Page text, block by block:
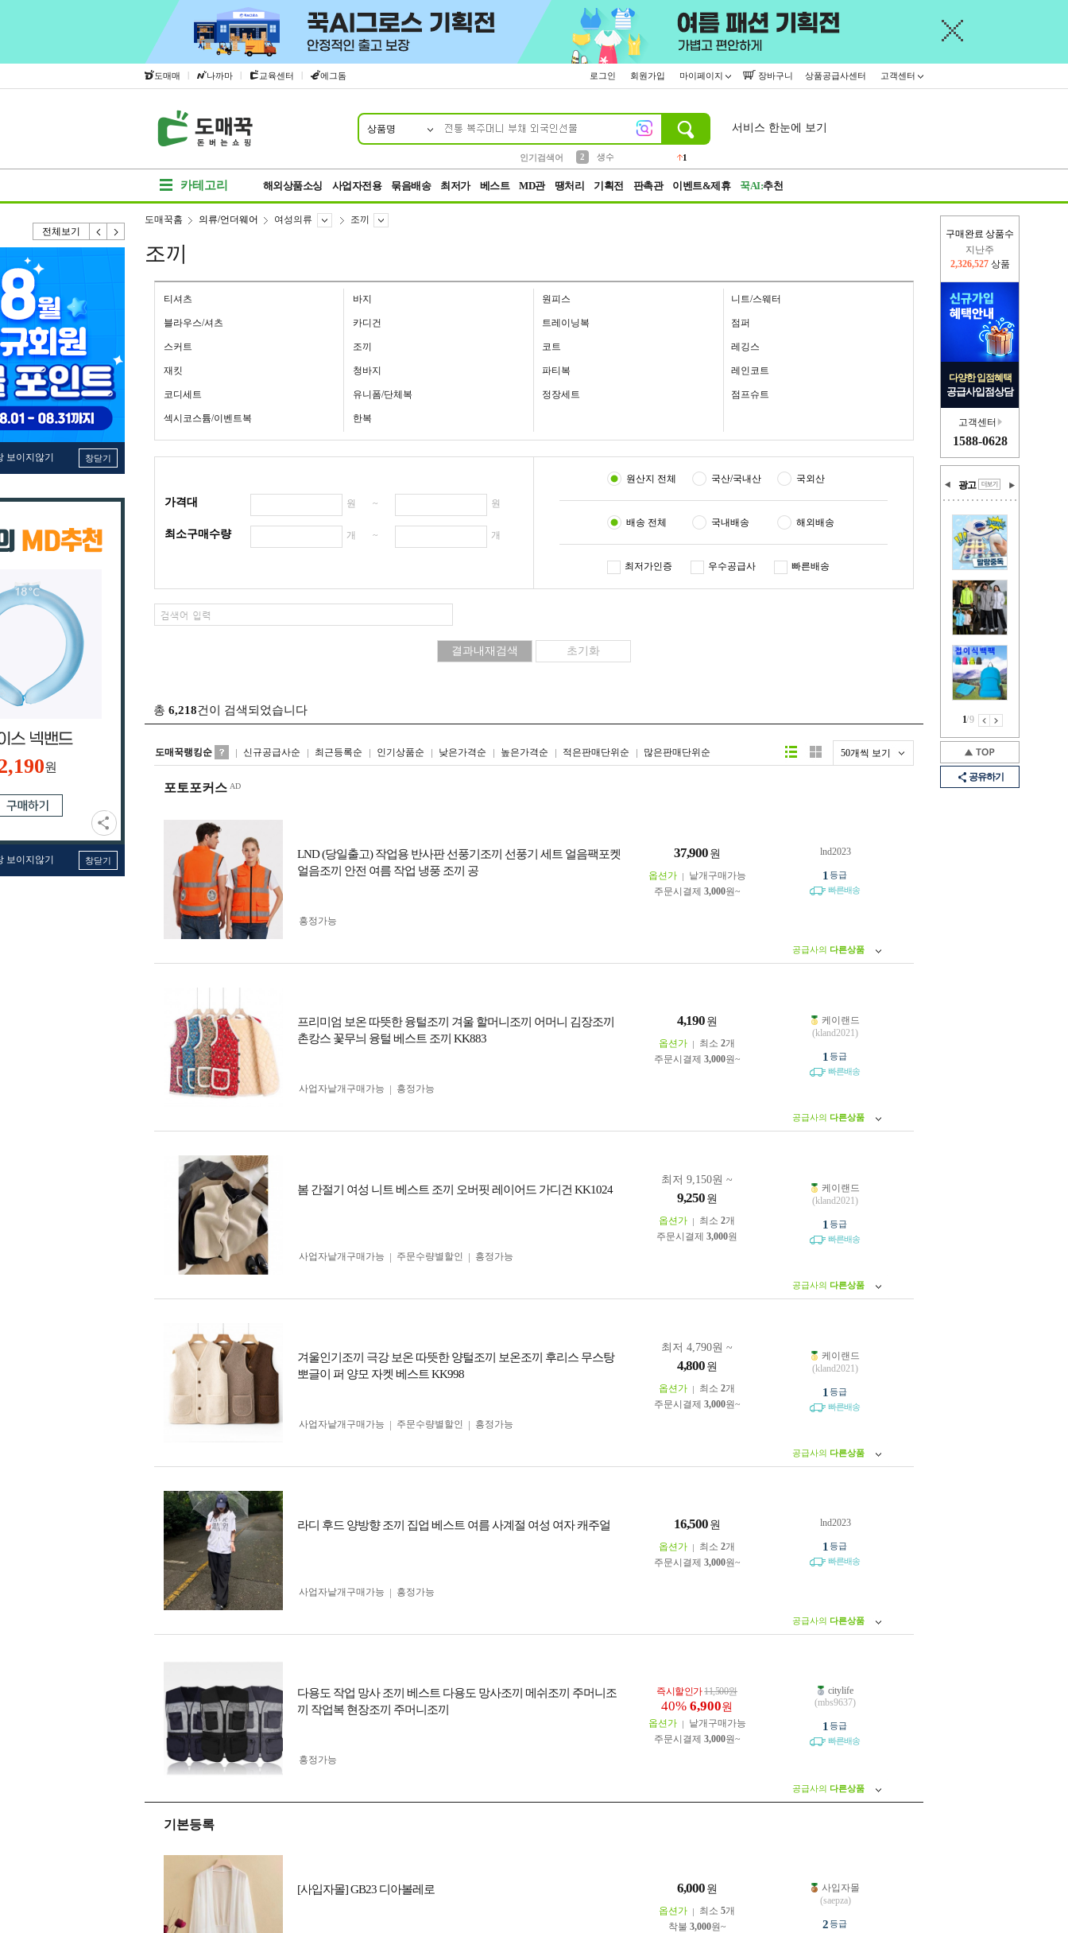
도매매 | 나까마 | 교육센터 | 에그돔 로그인 회원가입 마이페이지 장바구니 상품공급사센터 고객센터
상품명
인기검색어
2
생수
1
서비스 한눈에 보기
카테고리 해외상품소싱 사업자전용 묶음배송 최저가 베스트 MD관 땡처리 기획전 판촉관 이벤트&제휴 꾹AI:추천
전체보기
보이지않기 창닫기
원
보이지않기 창닫기
구매완료 상품수
2,326,527상품
이번주
2,409,200 상품
다양한 입점혜택
공급사입점상담
고객센터
1588-0628
광고
1/9
공유하기
도매꾹홈 의류/언더웨어 여성의류 조끼
조끼
티셔츠 바지 원피스 니트/스웨터
블라우스/셔츠 카디건 트레이닝복 점퍼
스커트 조끼 코트 레깅스
재킷 청바지 파티복 레인코트
코디세트 유니폼/단체복 정장세트 점프슈트
섹시코스튬/이벤트복 한복
가격대 원 ~ 원
최소구매수량 개 ~ 개
원산지 전체 국산/국내산 국외산
배송 전체 국내배송 해외배송
최저가인증 우수공급사 빠른배송
총 6,218건이 검색되었습니다
도매꾹랭킹순 신규공급사순 최근등록순 인기상품순 낮은가격순 높은가격순 적은판매단위순 많은판매단위순 50개씩 보기
리스트형갤러리형
포토포커스
LND (당일출고) 작업용 반사판 선풍기조끼 선풍기 세트 얼음팩포켓
얼음조끼 안전 여름 작업 냉풍 조끼 공
37,900 원
옵션가
낱개구매가능
주문시결제 3,000원~
흥정가능
lnd2023
1 등급
빠른배송
공급사의 다른상품
프리미엄 보온 따뜻한 융털조끼 겨울 할머니조끼 어머니 김장조끼
촌캉스 꽃무늬 융털 베스트 조끼 KK883
4,190 원
옵션가 최소 2개
주문시결제 3,000원~
사업자 낱개구매가능 흥정가능
케이랜드
(kland2021)
1 등급
빠른배송
공급사의 다른상품
봄 간절기 여성 니트 베스트 조끼 오버핏 레이어드 가디건 KK1024
최저 9,150원 ~
9,250 원
옵션가 최소 2개
주문시결제 3,000원
사업자 낱개구매가능
주문수량별할인 흥정가능
케이랜드
(kland2021)
1 등급
빠른배송
공급사의 다른상품
겨울인기조끼 극강 보온 따뜻한 양털조끼 보온조끼 후리스 무스탕
뽀글이 퍼 양모 자켓 베스트 KK998
최저 4,790원 ~
4,800 원
옵션가 최소 2개
주문시결제 3,000원~
사업자 낱개구매가능
주문수량별할인 흥정가능
케이랜드
(kland2021)
1 등급
빠른배송
공급사의 다른상품
라디 후드 양방향 조끼 집업 베스트 여름 사계절 여성 여자 캐주얼 16,500 원
옵션가 최소 2개
주문시결제 3,000원~
사업자 낱개구매가능 흥정가능
lnd2023
1 등급
빠른배송
공급사의 다른상품
다용도 작업 망사 조끼 베스트 다용도 망사조끼 메쉬조끼 주머니조
끼 작업복 현장조끼 주머니조끼
즉시할인가11,500원
40% 6,900원
옵션가
낱개구매가능
주문시결제 3,000원~
흥정가능
citylife
(mbs9637)
1 등급
빠른배송
공급사의 다른상품
기본등록
[사입자몰] GB23 디아볼레로 6,000 원
옵션가 최소 5개
착불 3,000원~
사입자몰
(saepza)
2등급